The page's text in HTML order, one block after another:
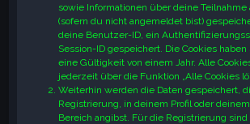
sowie Informationen über deine Teilnahme
(sofern du nicht angemeldet bist)
deine Benutzer-ID, ein
Session-ID gespeichert. Die Cookies haben
eine Gültigkeit von einem Jahr. Alle
jederzeit über die Funktion „Alle Cookies
Weiterhin werden die Daten gespeichert,
Registrierung, in deinem Profil oder
Bereich angibst. Für die Registrierung